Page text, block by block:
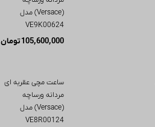
(Versace) مدل
VE9K00624
105,600,000تومان
ساعت مچی عقربه ای
مردانه ورساچه
(Versace) مدل
VE8R00124